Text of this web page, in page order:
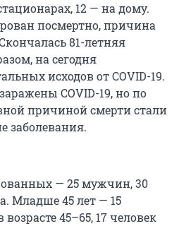
12 — на дому.
посмертно, причина
81-летняя
на сегодня
исходов от COVID-19.
COVID-19, но по
причиной смерти стали
заболевания.
— 25 мужчин, 30
Младше 45 лет — 15
45–65, 17 человек